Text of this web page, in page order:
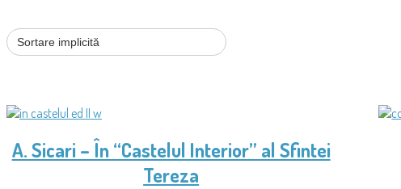
A. Sicari – În “Castelul Interior” al Sfintei
Tereza